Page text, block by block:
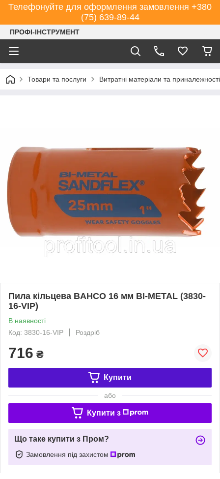
Телефонуйте для оформлення замовлення +380
(75) 639-89-44
ПРОФІ-ІНСТРУМЕНТ
Товари та послуги Витратні матеріали та
Пила кільцева BAHCO 16 мм ВІ-METAL (3830-
16-VIP)
В наявності
Код: 3830-16-VIP
Роздріб
716 ₴
Купити
або
Купити з
Що таке купити з Пром?
Замовлення під захистом